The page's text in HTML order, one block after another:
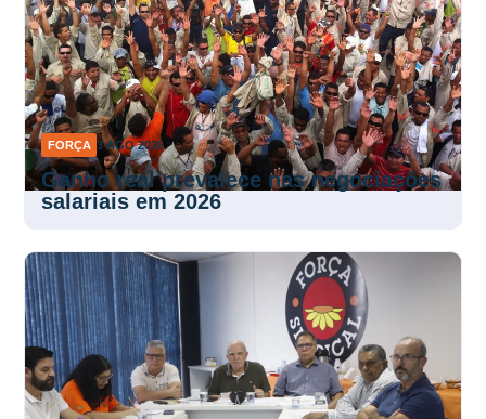
FORÇA 3 AGO 2026
Ganho real prevalece nas negociações
salariais em 2026